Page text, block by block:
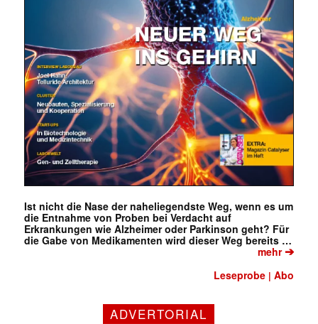
Ist nicht die Nase der naheliegendste Weg, wenn es um
die Entnahme von Proben bei Verdacht auf
Erkrankungen wie Alzheimer oder Parkinson geht? Für
die Gabe von Medikamenten wird dieser Weg bereits …
mehr➔
Leseprobe |Abo
ADVERTORIAL